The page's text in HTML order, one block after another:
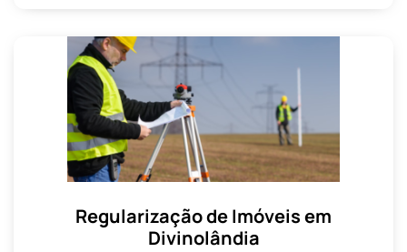
Regularização de Imóveis em
Divinolândia